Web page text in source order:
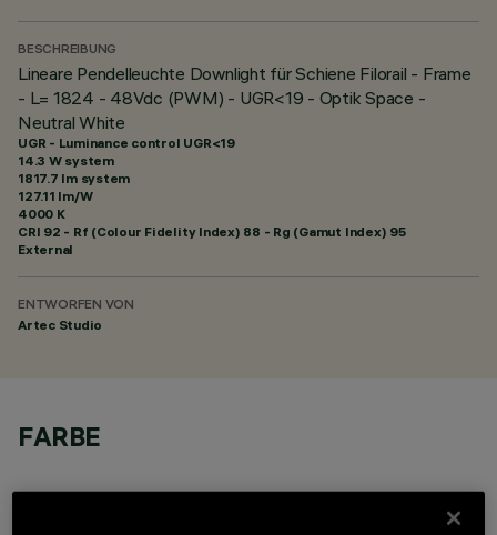
BESCHREIBUNG
Lineare Pendelleuchte Downlight für Schiene Filorail - Frame
- L= 1824 - 48Vdc (PWM) - UGR<19 - Optik Space -
Neutral White
UGR - Luminance control UGR<19
14.3 W system
1817.7 lm system
127.11 lm/W
4000 K
CRI 92 - Rf (Colour Fidelity Index) 88 - Rg (Gamut Index) 95
External
ENTWORFEN VON
Artec Studio
FARBE